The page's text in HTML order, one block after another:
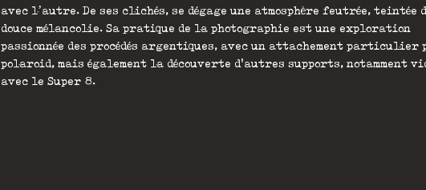
avec l’autre. De ses clichés, se dégage une atmosphère feutrée, teintée
douce mélancolie. Sa pratique de la photographie est une exploration
passionnée des procédés argentiques, avec un attachement particulier
polaroid, mais également la découverte d'autres supports, notamment
avec le Super 8.